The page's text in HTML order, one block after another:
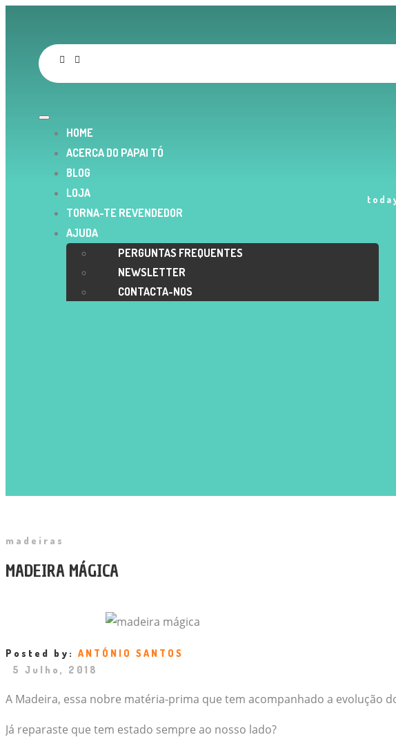
HOME
ACERCA DO PAPAI TÓ
BLOG
LOJA
TORNA-TE REVENDEDOR
AJUDA
PERGUNTAS FREQUENTES
NEWSLETTER
CONTACTA-NOS
madeiras
MADEIRA MÁGICA
Posted by: ANTÓNIO SANTOS
5 Julho, 2018
A Madeira, essa nobre matéria-prima que tem acompanhado a evolução
Já reparaste que tem estado sempre ao nosso lado?